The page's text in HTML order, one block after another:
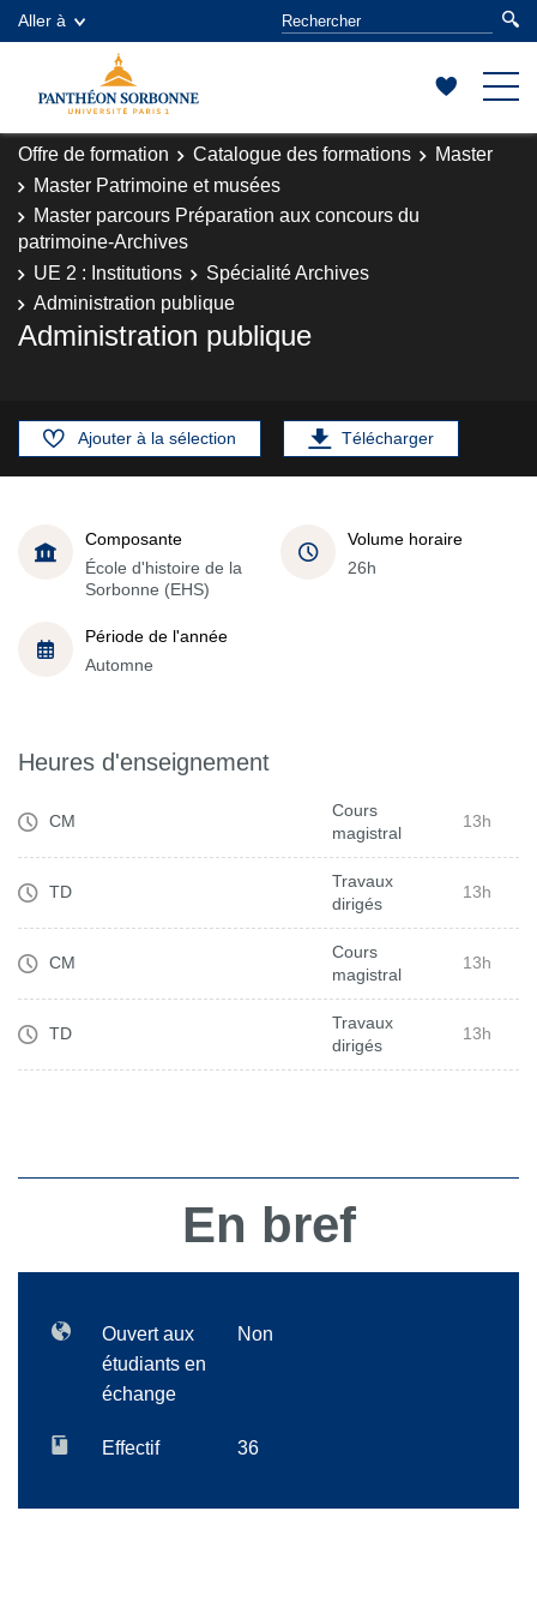
Aller à
Offre de formation Catalogue des formations
Master
Master Patrimoine et musées
Master parcours Préparation aux concours du
patrimoine-Archives
UE 2 : Institutions
Spécialité Archives
Administration publique
Administration publique
Ajouter à la sélection Télécharger
Composante
École d'histoire de la
Sorbonne (EHS)
Volume horaire
26h
Période de l'année
Automne
Heures d'enseignement
CM
Cours
magistral
13h
TD
Travaux
dirigés
13h
CM
Cours
magistral
13h
TD
Travaux
dirigés
13h
En bref
Ouvert aux
étudiants en
échange
Non
Effectif 36